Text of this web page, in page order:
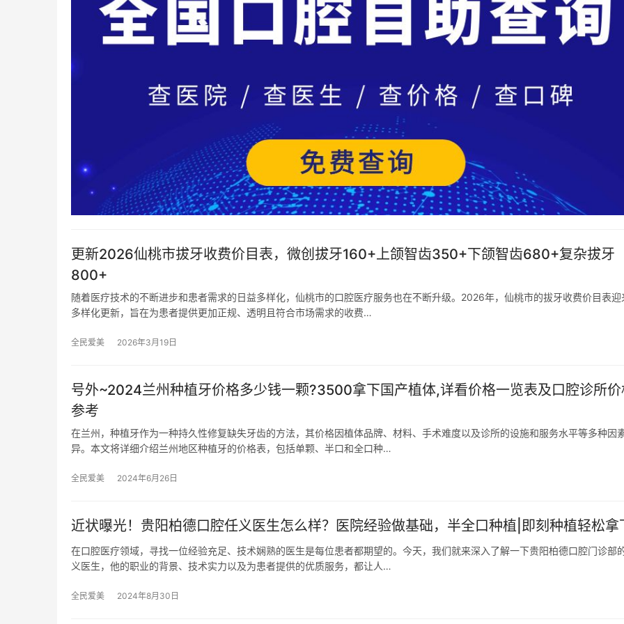
更新2026仙桃市拔牙收费价目表，微创拔牙160+上颌智齿350+下颌智齿680+复杂拔牙
800+
随着医疗技术的不断进步和患者需求的日益多样化，仙桃市的口腔医疗服务也在不断升级。2026年，仙桃市的拔牙收费价目表迎
多样化更新，旨在为患者提供更加正规、透明且符合市场需求的收费…
全民爱美 2026年3月19日
号外~2024兰州种植牙价格多少钱一颗?3500拿下国产植体,详看价格一览表及口腔诊所
参考
在兰州，种植牙作为一种持久性修复缺失牙齿的方法，其价格因植体品牌、材料、手术难度以及诊所的设施和服务水平等多种因
异。本文将详细介绍兰州地区种植牙的价格表，包括单颗、半口和全口种…
全民爱美 2024年6月26日
近状曝光！贵阳柏德口腔任义医生怎么样？医院经验做基础，半全口种植|即刻种植轻松拿
在口腔医疗领域，寻找一位经验充足、技术娴熟的医生是每位患者都期望的。今天，我们就来深入了解一下贵阳柏德口腔门诊部
义医生，他的职业的背景、技术实力以及为患者提供的优质服务，都让人…
全民爱美 2024年8月30日